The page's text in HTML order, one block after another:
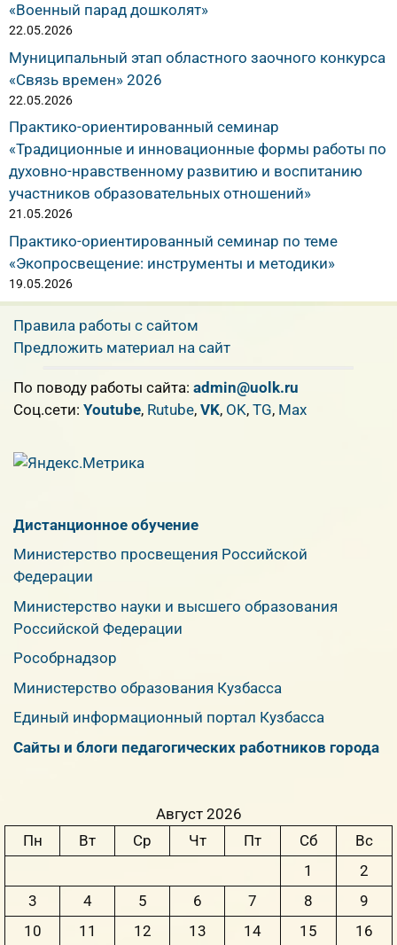
«Военный парад дошколят»
22.05.2026
Муниципальный этап областного заочного конкурса
«Связь времен» 2026
22.05.2026
Практико-ориентированный семинар
«Традиционные и инновационные формы работы по
духовно-нравственному развитию и воспитанию
участников образовательных отношений»
21.05.2026
Практико-ориентированный семинар по теме
«Экопросвещение: инструменты и методики»
19.05.2026
Правила работы с сайтом
Предложить материал на сайт
По поводу работы сайта: admin@uolk.ru
Cоц.сети: Youtube, Rutube, VK, OK, TG, Max
Дистанционное обучение
Министерство просвещения Российской
Федерации
Министерство науки и высшего образования
Российской Федерации
Рособрнадзор
Министерство образования Кузбасса
Единый информационный портал Кузбасса
Сайты и блоги педагогических работников города
Август 2026
Пн
Вт Ср Чт Пт Сб
Вс
1
2
3
4 5 6 7 8
9
10
11 12 13 14 15 16